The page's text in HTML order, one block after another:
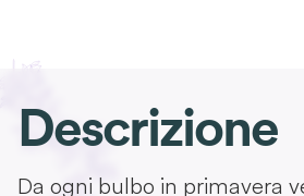
Descrizione
Da ogni bulbo in primavera